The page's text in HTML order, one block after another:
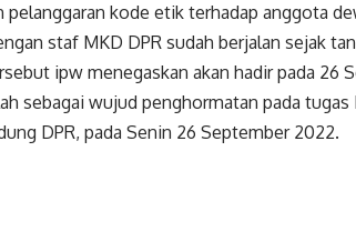
pelanggaran kode etik terhadap anggota
staf MKD DPR sudah berjalan sejak
ipw menegaskan akan hadir pada 26
sebagai wujud penghormatan pada
DPR, pada Senin 26 September 2022.